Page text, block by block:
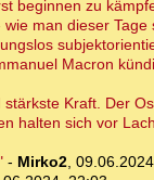
beginnen zu
man dieser Tage
Macron
Kraft. Der
halten sich vor
- Mirko2,